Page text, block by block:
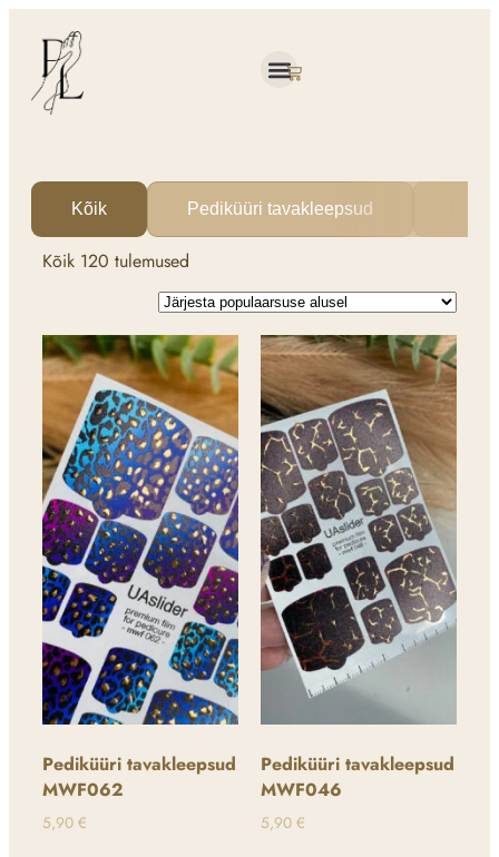
Kõik Pediküüri tavakleepsud
Kõik 120 tulemused
Pediküüri tavakleepsud
MWF062
5,90 €
Pediküüri tavakleepsud
MWF046
5,90 €